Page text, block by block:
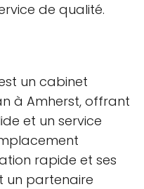
de qualité.
un cabinet
à Amherst, offrant
et un service
rapide et ses
un partenaire